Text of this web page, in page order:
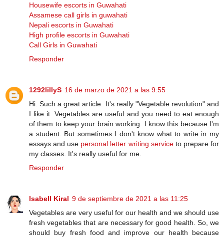
Housewife escorts in Guwahati
Assamese call girls in guwahati
Nepali escorts in Guwahati
High profile escorts in Guwahati
Call Girls in Guwahati
Responder
1292lillyS 16 de marzo de 2021 a las 9:55
Hi. Such a great article. It's really "Vegetable revolution" and
I like it. Vegetables are useful and you need to eat enough
of them to keep your brain working. I know this because I'm
a student. But sometimes I don't know what to write in my
essays and use personal letter writing serviceto prepare for
my classes. It's really useful for me.
Responder
Isabell Kiral 9 de septiembre de 2021 a las 11:25
Vegetables are very useful for our health and we should use
fresh vegetables that are necessary for good health. So, we
should buy fresh food and improve our health because